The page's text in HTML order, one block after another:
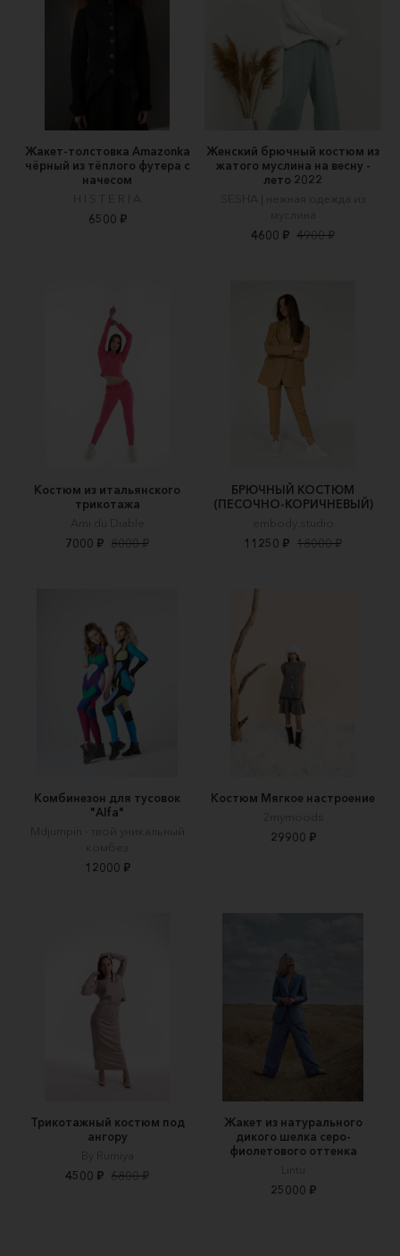
Жакет-толстовка Amazonka
чёрный из тёплого футера с
начесом
H I S T E R I A
6500 ₽
Женский брючный костюм из
жатого муслина на весну -
лето 2022
SESHA | нежная одежда из
муслина
4600 ₽ 4900 ₽
Костюм из итальянского
трикотажа
Ami du Diable
7000 ₽ 8000 ₽
БРЮЧНЫЙ КОСТЮМ
(ПЕСОЧНО-КОРИЧНЕВЫЙ)
embody.studio
11250 ₽ 18000 ₽
Комбинезон для тусовок
"Alfa"
Mdjumpin - твой уникальный
комбез
12000 ₽
Костюм Мягкое настроение
2mymoods
29900 ₽
Трикотажный костюм под
ангору
By Rumiya
4500 ₽ 6800 ₽
Жакет из натурального
дикого шелка серо-
фиолетового оттенка
Lintu
25000 ₽